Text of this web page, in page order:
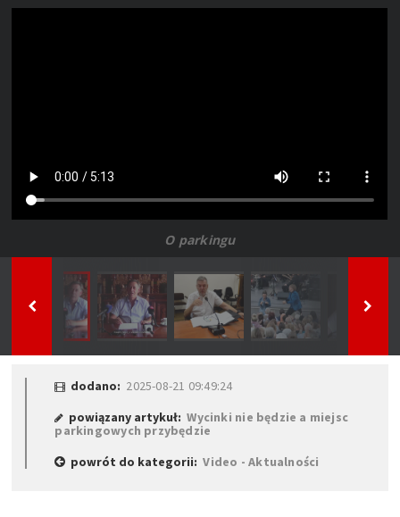
O parkingu
dodano: 2025-08-21 09:49:24
powiązany artykuł:Wycinki nie będzie a miejsc
parkingowych przybędzie
powrót do kategorii:Video - Aktualności